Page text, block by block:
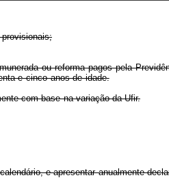
ou reforma pagos pela
e cinco anos de idade.
com base na variação da Ufir.
e apresentar anualmente